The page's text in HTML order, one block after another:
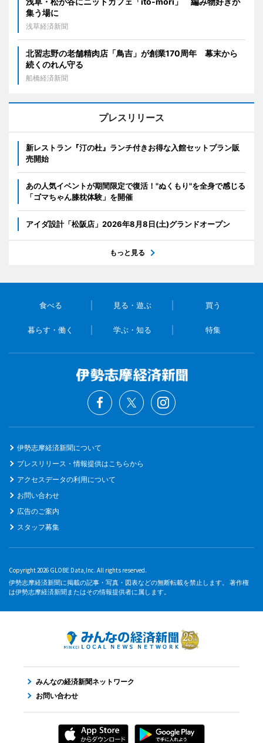
集う場に
浅草経済新聞
北習志野の老舗精肉店「鳥吉」が創業170周年 幕末から
続くのれん守る
船橋経済新聞
プレスリリース
新レストラン『汀の杜』ランチ付きお得な入館セットプラン販
売開始
あの人気イベントが期間限定で復活！"ぬくもり"を全身で感じる
「ゴマちゃん膝枕体験」を開催
アイダ設計「松阪店」2026年8月8日(土)グランドオープン
もっと見る
食べる 見る・遊ぶ 買う
暮らす・働く 学ぶ・知る 特集
伊勢志摩経済新聞について
プレスリリース・情報提供はこちらから
アクセスデータの利用について
お問い合わせ
広告のご案内
スタッフ募集
Copyright 2026 GLOBE Data,Inc. All rights reserved.
伊勢志摩経済新聞に掲載の記事・写真・図表などの無断転載を禁止します。 著作権
は伊勢志摩経済新聞またはその情報提供者に属します。
みんなの経済新聞ネットワーク
お問い合わせ